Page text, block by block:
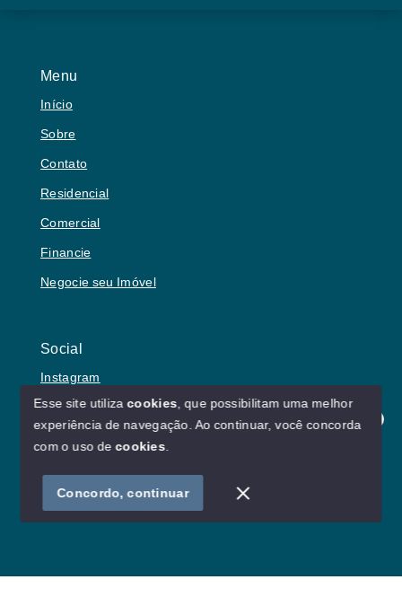
Olá! Estamos disponíveis para te ajudar.
Menu
Início
Sobre
Contato
Residencial
Comercial
Financie
Negocie seu Imóvel
Social
Instagram
© Copyright 2026 - Lu von Borries Imóveis - Todos os
SITE PARA IMOBILIARIA
Esse site utilizacookies , que possibilitam uma melhor
experiência de navegação. Ao continuar, você concorda
com o uso decookies
Concordo, continuar